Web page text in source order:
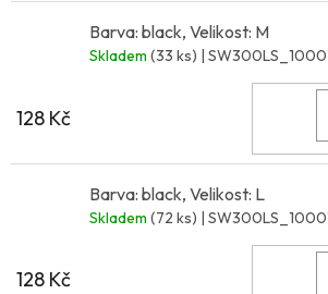
Barva: black, Velikost: M
Skladem (33 ks) |
128 Kč
Barva: black, Velikost: L
Skladem (72 ks) |
128 Kč